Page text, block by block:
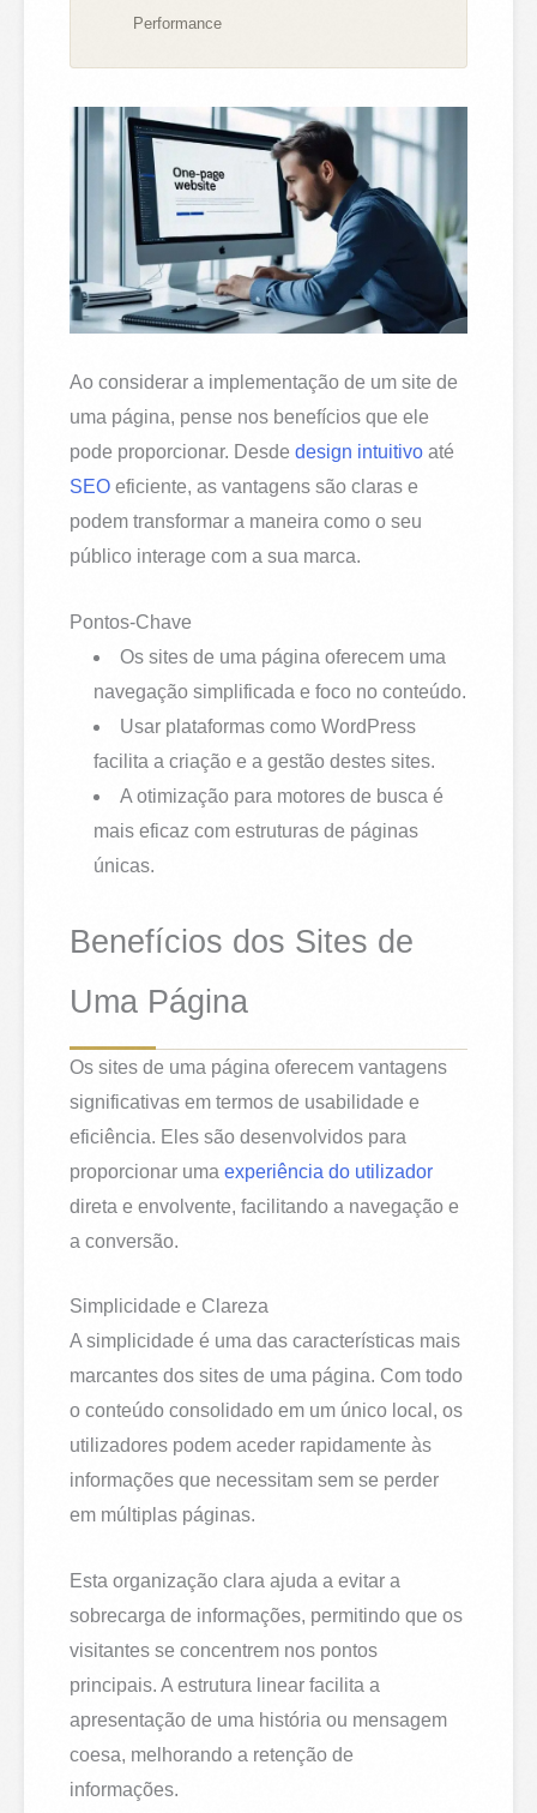
Performance
Ao considerar a implementação de um site de
uma página, pense nos benefícios que ele
pode proporcionar. Desdedesign intuitivo até
SEO eficiente, as vantagens são claras e
podem transformar a maneira como o seu
público interage com a sua marca.
Pontos-Chave
Os sites de uma página oferecem uma
navegação simplificada e foco no conteúdo.
Usar plataformas como WordPress
facilita a criação e a gestão destes sites.
A otimização para motores de busca é
mais eficaz com estruturas de páginas
únicas.
Benefícios dos Sites de
Uma Página
Os sites de uma página oferecem vantagens
significativas em termos de usabilidade e
eficiência. Eles são desenvolvidos para
proporcionar umaexperiência do utilizador
direta e envolvente, facilitando a navegação e
a conversão.
Simplicidade e Clareza
A simplicidade é uma das características mais
marcantes dos sites de uma página. Com todo
o conteúdo consolidado em um único local, os
utilizadores podem aceder rapidamente às
informações que necessitam sem se perder
em múltiplas páginas.
Esta organização clara ajuda a evitar a
sobrecarga de informações, permitindo que os
visitantes se concentrem nos pontos
principais. A estrutura linear facilita a
apresentação de uma história ou mensagem
coesa, melhorando a retenção de
informações.